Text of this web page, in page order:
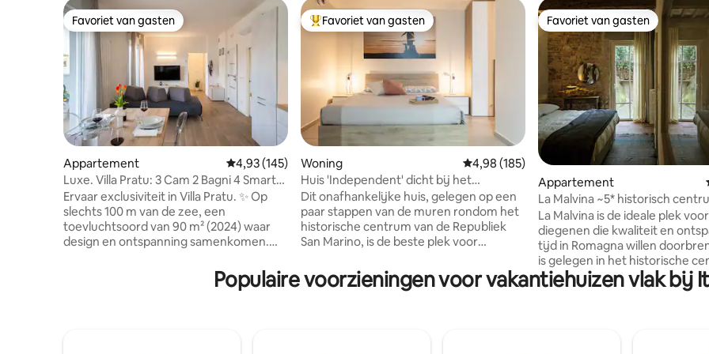
Favoriet van gasten
Favoriet van gasten
Appartement Gemiddelde beoordeling van 4,93 uit 5, 145 recensies
4,93 (145)
Luxe. Villa Pratu: 3 Cam 2 Bagni 4 Smart
TV + AC
Ervaar exclusiviteit in Villa Pratu. ✨ Op
slechts 100 m van de zee, een
toevluchtsoord van 90 m² (2024) waar
design en ontspanning samenkomen.
ontspan op een extra grote bank voor de
55 inch 4K Smart TV🎬, ideaal na de zee.
Topfavoriet van gasten
Favoriet van gasten
Woning Gemiddelde beoordeling van 4,98 uit 5, 185
4,98 (185)
Huis 'Independent' dicht bij het
historische centrum
Dit onafhankelijke huis, gelegen op een
paar stappen van de muren rondom het
historische centrum van de Republiek
San Marino, is de beste plek voor
ontspanning, privacy en een
adembenemend uitzicht op de
Favoriet van gasten
Favoriet van gasten
Appartement
La Malvina ~5* historisch
Privétuin
La Malvina is de ideale plek voor
diegenen die kwaliteit en
tijd in Romagna willen
is gelegen in het historische
Santarcangelo in de Contrada
in een oud gebouw dat onlangs
land te ontdekken en in elk
Populaire voorzieningen voor vakantiehuizen vlak bij